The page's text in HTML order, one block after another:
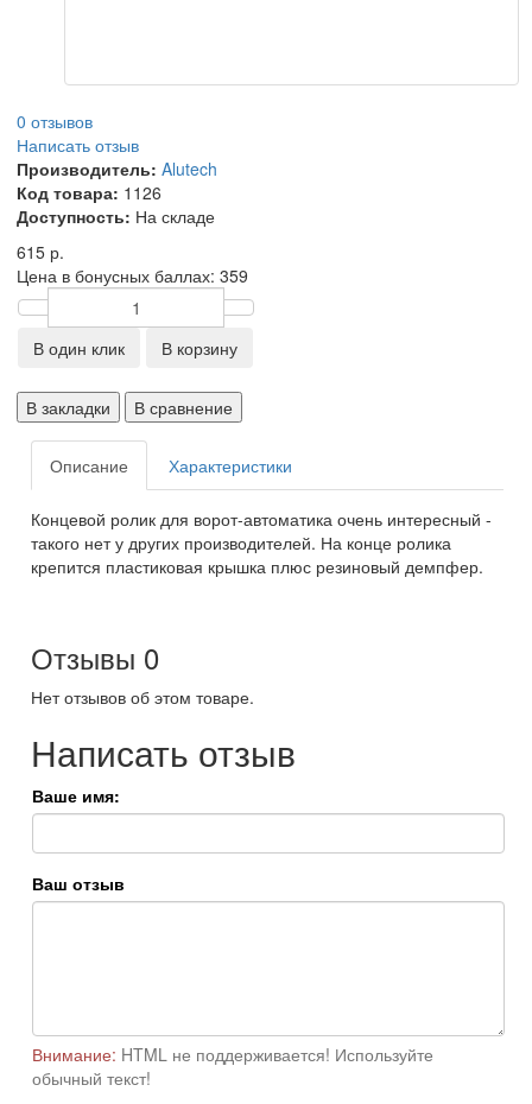
0 отзывов
Написать отзыв
Производитель: Alutech
Код товара: 1126
Доступность: На складе
615 р.
Цена в бонусных баллах: 359
В один клик В корзину
В закладки В сравнение
Описание Характеристики
Концевой ролик для ворот-автоматика очень интересный -
такого нет у других производителей. На конце ролика
крепится пластиковая крышка плюс резиновый демпфер.
Отзывы 0
Нет отзывов об этом товаре.
Написать отзыв
Ваше имя:
Ваш отзыв
Внимание: HTML не поддерживается! Используйте
обычный текст!